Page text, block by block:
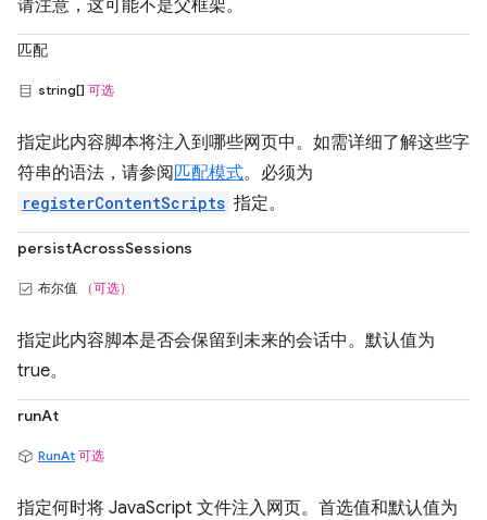
请注意，这可能不是父框架。
匹配
string[] 可选
指定此内容脚本将注入到哪些网页中。如需详细了解这些字
符串的语法，请参阅匹配模式。必须为
registerContentScripts 指定。
persistAcrossSessions
布尔值 （可选）
指定此内容脚本是否会保留到未来的会话中。默认值为
true。
runAt
RunAt 可选
指定何时将 JavaScript 文件注入网页。首选值和默认值为